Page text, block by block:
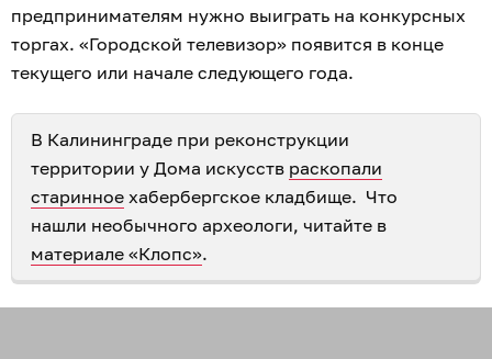
предпринимателям нужно выиграть на конкурсных
торгах. «Городской телевизор» появится в конце
текущего или начале следующего года.
В Калининграде при реконструкции
территории у Дома искусств раскопали
старинное хабербергское кладбище. Что
нашли необычного археологи, читайте в
материале «Клопс».